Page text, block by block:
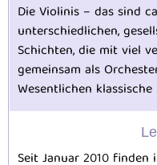
Die Violinis – das sind
unterschiedlichen,
Schichten, die mit viel
gemeinsam als
Wesentlichen klassische
Seit Januar 2010